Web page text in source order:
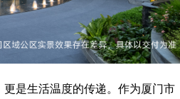
是生活温度的传递。作为厦门市